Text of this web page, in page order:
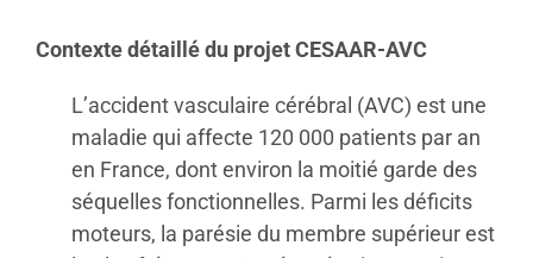
Contexte détaillé du projet CESAAR-AVC
L’accident vasculaire cérébral (AVC) est une
maladie qui affecte 120 000 patients par an
en France, dont environ la moitié garde des
séquelles fonctionnelles. Parmi les déficits
moteurs, la parésie du membre supérieur est